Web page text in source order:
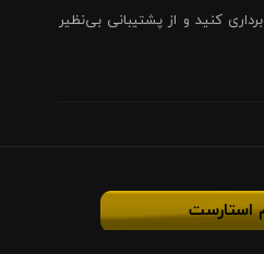
کنید و از پشتیبانی بی‌نظیر
استارست